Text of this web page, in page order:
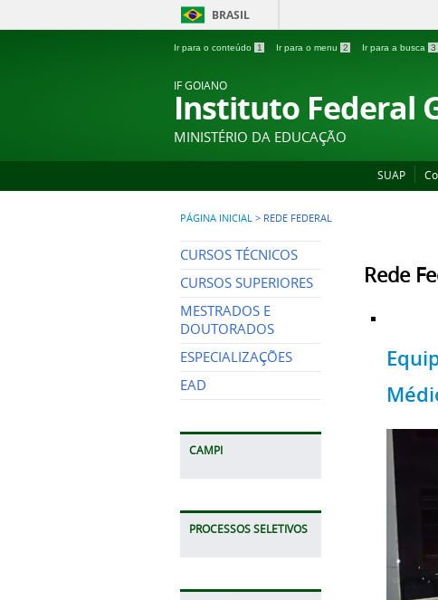
BRASIL
Ir para o conteúdo 1 Ir para o menu 2 Ir para a busca 3
IF GOIANO
Instituto Federal
MINISTÉRIO DA EDUCAÇÃO
SUAP
PÁGINA INICIAL > REDE FEDERAL
CURSOS TÉCNICOS
CURSOS SUPERIORES
MESTRADOS E
DOUTORADOS
ESPECIALIZAÇÕES
EAD
CAMPI
PROCESSOS SELETIVOS
Rede